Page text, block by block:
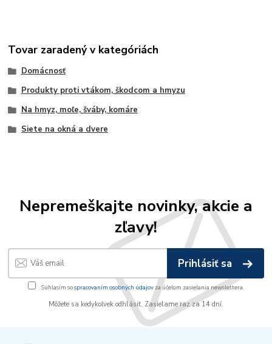
Tovar zaradený v kategóriách
Domácnosť
Produkty proti vtákom, škodcom a hmyzu
Na hmyz, moľe, šváby, komáre
Siete na okná a dvere
Nepremeškajte novinky, akcie a
zľavy!
Prihlásiť sa
Súhlasím sospracovaním osobných údajovza účelom zasielania newslettera.
Môžete sa kedykoľvek odhlásiť. Zasielame raz za 14 dní.